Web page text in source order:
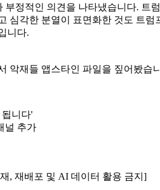
부정적인 의견을 나타냈습니다. 트
심각한 분열이 표면화한 것도 트
니다.
악재들 앱스타인 파일을 짚어봤
니다'
널 추가
, 재배포 및 AI 데이터 활용 금지]